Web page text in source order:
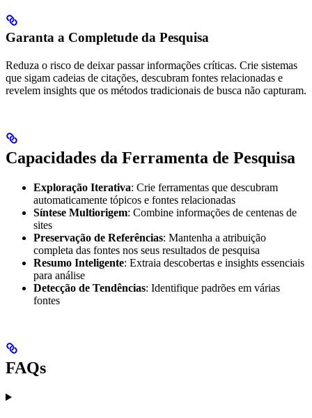
Garanta a Completude da Pesquisa
Reduza o risco de deixar passar informações críticas. Crie sistemas
que sigam cadeias de citações, descubram fontes relacionadas e
revelem insights que os métodos tradicionais de busca não capturam.
Capacidades da Ferramenta de Pesquisa
Exploração Iterativa: Crie ferramentas que descubram
automaticamente tópicos e fontes relacionadas
Síntese Multiorigem: Combine informações de centenas de
sites
Preservação de Referências: Mantenha a atribuição
completa das fontes nos seus resultados de pesquisa
Resumo Inteligente: Extraia descobertas e insights essenciais
para análise
Detecção de Tendências: Identifique padrões em várias
fontes
FAQs